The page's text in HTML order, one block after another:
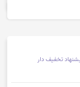
تخفیف دار